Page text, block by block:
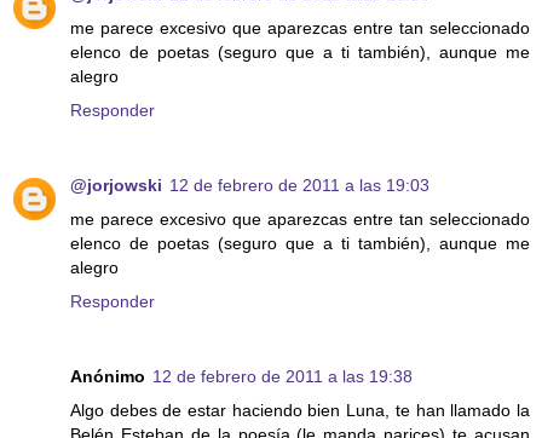
me parece excesivo que aparezcas entre tan seleccionado
elenco de poetas (seguro que a ti también), aunque me
alegro
Responder
@jorjowski 12 de febrero de 2011 a las 19:03
me parece excesivo que aparezcas entre tan seleccionado
elenco de poetas (seguro que a ti también), aunque me
alegro
Responder
Anónimo 12 de febrero de 2011 a las 19:38
Algo debes de estar haciendo bien Luna, te han llamado la